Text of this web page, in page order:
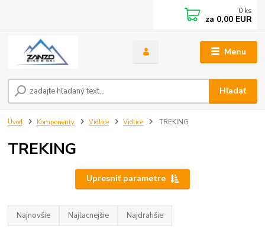
Menu
Hľadať
0 ks
za 0,00 EUR
Úvod Komponenty Vidlice Vidlice TREKING
TREKING
Upresniť parametre
Najnovšie Najlacnejšie Najdrahšie